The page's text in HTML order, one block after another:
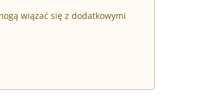
wiązać się z dodatkowymi